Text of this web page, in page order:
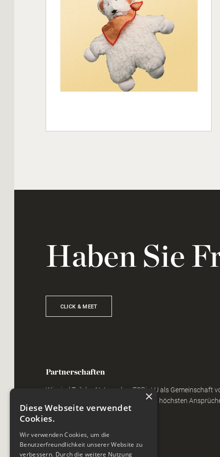
Haben Sie
CLICK & MEET
Partnerschaften
Wir sind Teil des Netzwerkes TOPinLU als Gemeinschaft
und Dienstleistungsunternehmen mit höchsten
Tradition.
×
Diese Webseite verwendet
Cookies.
Wir verwenden Cookies, um die
Benutzerfreundlichkeit unserer Website zu
verbessern. Durch die weitere Nutzung